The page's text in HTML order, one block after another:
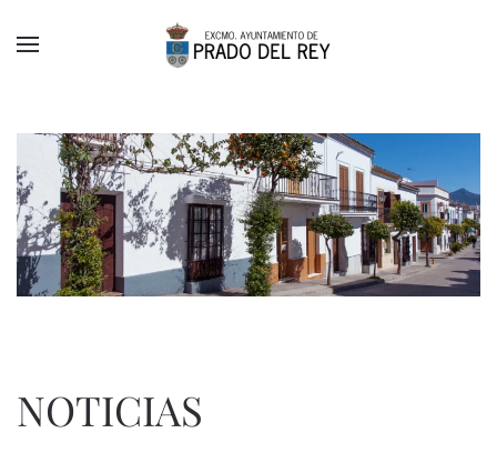
Skip to main content
NOTICIAS